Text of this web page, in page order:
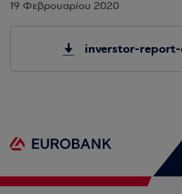
19 Φεβρουαρίου 2020
inverstor-